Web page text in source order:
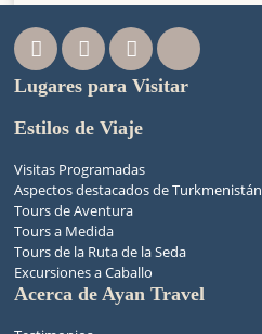
Lugares para Visitar
Estilos de Viaje
Visitas Programadas
Aspectos destacados de Turkmenistán
Tours de Aventura
Tours a Medida
Tours de la Ruta de la Seda
Excursiones a Caballo
Acerca de Ayan Travel